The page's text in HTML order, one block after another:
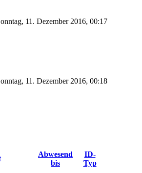
11. Dezember 2016, 00:17
11. Dezember 2016, 00:18
Abwesend
bis
ID-
Typ